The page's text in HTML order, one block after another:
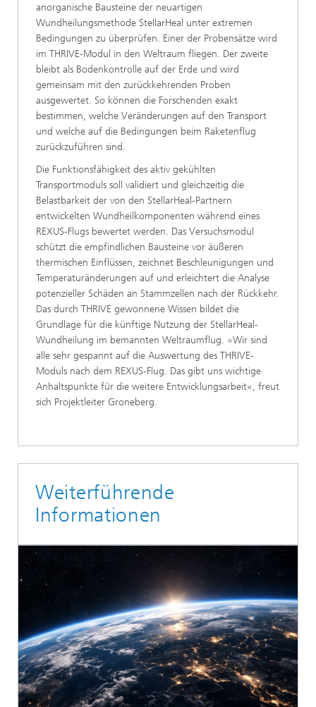
anorganische Bausteine der neuartigen
Wundheilungsmethode StellarHeal unter extremen
Bedingungen zu überprüfen. Einer der Probensätze wird
im THRIVE-Modul in den Weltraum fliegen. Der zweite
bleibt als Bodenkontrolle auf der Erde und wird
gemeinsam mit den zurückkehrenden Proben
ausgewertet. So können die Forschenden exakt
bestimmen, welche Veränderungen auf den Transport
und welche auf die Bedingungen beim Raketenflug
zurückzuführen sind.
Die Funktionsfähigkeit des aktiv gekühlten
Transportmoduls soll validiert und gleichzeitig die
Belastbarkeit der von den StellarHeal-Partnern
entwickelten Wundheilkomponenten während eines
REXUS-Flugs bewertet werden. Das Versuchsmodul
schützt die empfindlichen Bausteine vor äußeren
thermischen Einflüssen, zeichnet Beschleunigungen und
Temperaturänderungen auf und erleichtert die Analyse
potenzieller Schäden an Stammzellen nach der Rückkehr.
Das durch THRIVE gewonnene Wissen bildet die
Grundlage für die künftige Nutzung der StellarHeal-
Wundheilung im bemannten Weltraumflug. »Wir sind
alle sehr gespannt auf die Auswertung des THRIVE-
Moduls nach dem REXUS-Flug. Das gibt uns wichtige
Anhaltspunkte für die weitere Entwicklungsarbeit«, freut
sich Projektleiter Groneberg.
Weiterführende
Informationen